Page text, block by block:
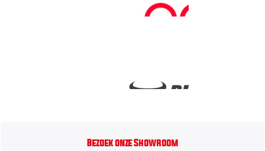
Bezoek onze Showroom